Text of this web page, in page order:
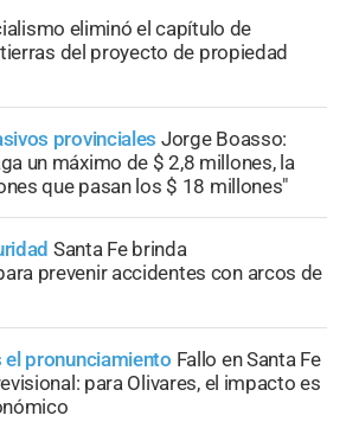
eliminó el capítulo de
del proyecto de propiedad
provinciales Jorge Boasso:
un máximo de $ 2,8 millones, la
que pasan los $ 18 millones"
Santa Fe brinda
prevenir accidentes con arcos de
pronunciamiento Fallo en Santa Fe
para Olivares, el impacto es